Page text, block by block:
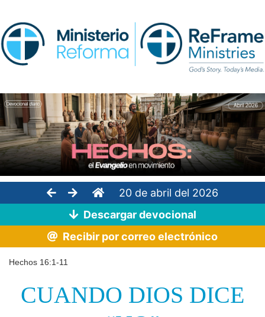
20 de abril del 2026
Descargar devocional
Recibir por correo electrónico
Hechos 16:1-11
CUANDO DIOS DICE